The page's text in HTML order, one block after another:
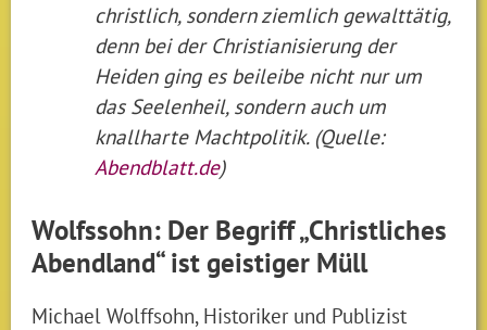
christlich, sondern ziemlich gewalttätig,
denn bei der Christianisierung der
Heiden ging es beileibe nicht nur um
das Seelenheil, sondern auch um
knallharte Machtpolitik. (Quelle:
Abendblatt.de)
Wolfssohn: Der Begriff „Christliches
Abendland“ ist geistiger Müll
Michael Wolffsohn, Historiker und Publizist